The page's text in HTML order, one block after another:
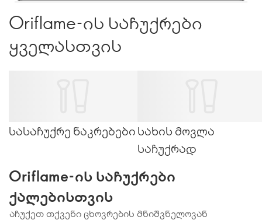
Oriflame-ის საჩუქრები
ყველასთვის
სასაჩუქრე ნაკრებებისახის მოვლა
საჩუქრად
Oriflame-ის საჩუქრები
ქალებისთვის
აჩუქეთ თქვენი ცხოვრების მნიშვნელოვან